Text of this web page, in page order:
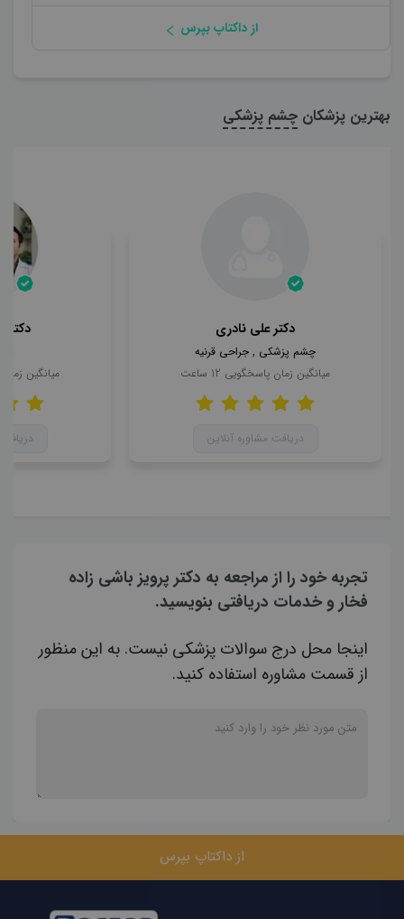
از داکتاپ بپرس
بهترین پزشکان چشم پزشکی
دکتر علی نادری
چشم پزشکی , جراحی قرنیه
میانگین زمان پاسخگویی 12 ساعت
دریافت مشاوره آنلاین
دکتر
میانگین
تجربه خود را از مراجعه به دکتر پرویز باشی زاده
فخار و خدمات دریافتی بنویسید.
اینجا محل درج سوالات پزشکی نیست. به این منظور
از قسمت مشاوره استفاده کنید.
از داکتاپ بپرس